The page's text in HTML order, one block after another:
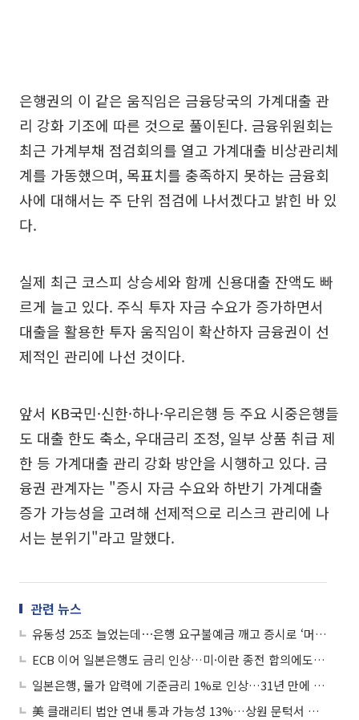
은행권의 이 같은 움직임은 금융당국의 가계대출 관
리 강화 기조에 따른 것으로 풀이된다. 금융위원회는
최근 가계부채 점검회의를 열고 가계대출 비상관리체
계를 가동했으며, 목표치를 충족하지 못하는 금융회
사에 대해서는 주 단위 점검에 나서겠다고 밝힌 바 있
다.
실제 최근 코스피 상승세와 함께 신용대출 잔액도 빠
르게 늘고 있다. 주식 투자 자금 수요가 증가하면서
대출을 활용한 투자 움직임이 확산하자 금융권이 선
제적인 관리에 나선 것이다.
앞서 KB국민·신한·하나·우리은행 등 주요 시중은행들
도 대출 한도 축소, 우대금리 조정, 일부 상품 취급 제
한 등 가계대출 관리 강화 방안을 시행하고 있다. 금
융권 관계자는 "증시 자금 수요와 하반기 가계대출
증가 가능성을 고려해 선제적으로 리스크 관리에 나
서는 분위기"라고 말했다.
관련 뉴스
유동성 25조 늘었는데⋯은행 요구불예금 깨고 증시로 ‘머니무브’
ECB 이어 일본은행도 금리 인상…미·이란 종전 합의에도 빨라지는 긴축시계
일본은행, 물가 압력에 기준금리 1%로 인상…31년 만에 최고
美 클래리티 법안 연내 통과 가능성 13%…상원 문턱서 제동